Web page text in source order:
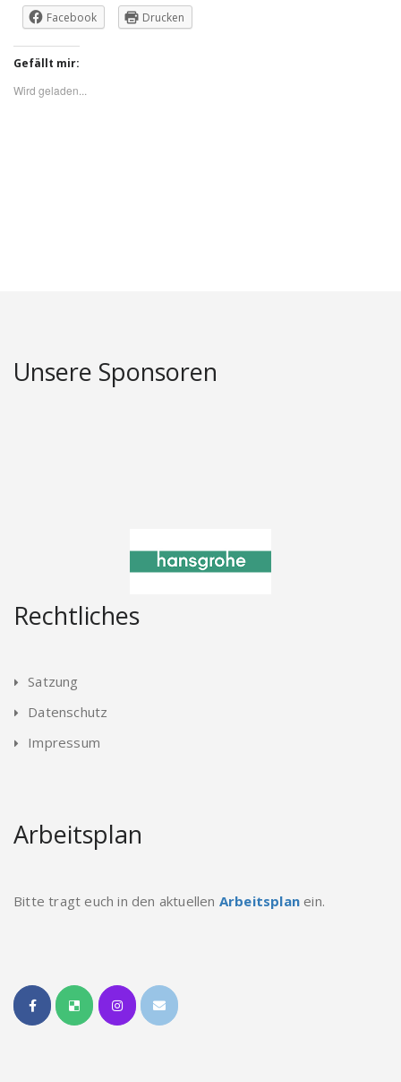
Facebook
Drucken
Gefällt mir:
Wird geladen...
Unsere Sponsoren
Rechtliches
Satzung
Datenschutz
Impressum
Arbeitsplan
Bitte tragt euch in den aktuellen Arbeitsplan ein.